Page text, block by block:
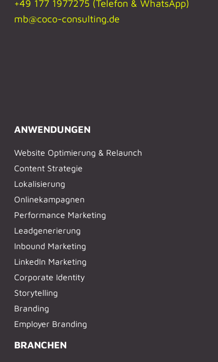
+49 177 1977275 (Telefon & WhatsApp)
mb@coco-consulting.de
ANWENDUNGEN
Website Optimierung & Relaunch
Content Strategie
Lokalisierung
Onlinekampagnen
Performance Marketing
Leadgenerierung
Inbound Marketing
LinkedIn Marketing
Corporate Identity
Storytelling
Branding
Employer Branding
BRANCHEN